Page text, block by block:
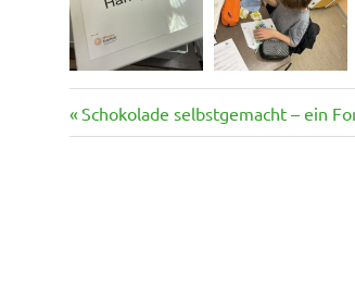
Beitragsnavigation
Vorheriger
Beitrag:
Schokolade selbstgemacht – ein